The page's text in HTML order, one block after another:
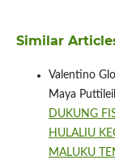
Similar
Valentino
Maya
DUKUNG
HULALIU
MALUKU